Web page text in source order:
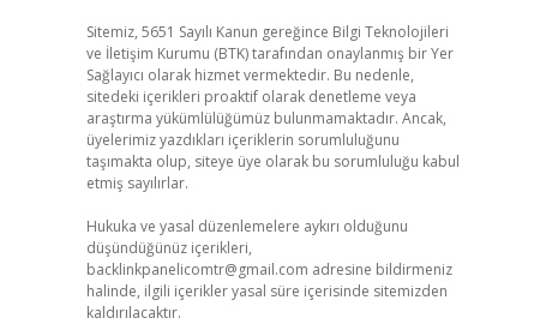
Sitemiz, 5651 Sayılı Kanun gereğince Bilgi Teknolojileri
ve İletişim Kurumu (BTK) tarafından onaylanmış bir Yer
Sağlayıcı olarak hizmet vermektedir. Bu nedenle,
sitedeki içerikleri proaktif olarak denetleme veya
araştırma yükümlülüğümüz bulunmamaktadır. Ancak,
üyelerimiz yazdıkları içeriklerin sorumluluğunu
taşımakta olup, siteye üye olarak bu sorumluluğu kabul
etmiş sayılırlar.
Hukuka ve yasal düzenlemelere aykırı olduğunu
düşündüğünüz içerikleri,
backlinkpanelicomtr@gmail.com adresine bildirmeniz
halinde, ilgili içerikler yasal süre içerisinde sitemizden
kaldırılacaktır.